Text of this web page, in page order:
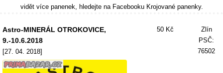
vidět více panenek, hledejte na Facebooku Krojované panenky.
Astro-MINERÁL OTROKOVICE,
9.-10.6.2018
[27. 04. 2018]
50 Kč
Zlín
PSČ:
76502